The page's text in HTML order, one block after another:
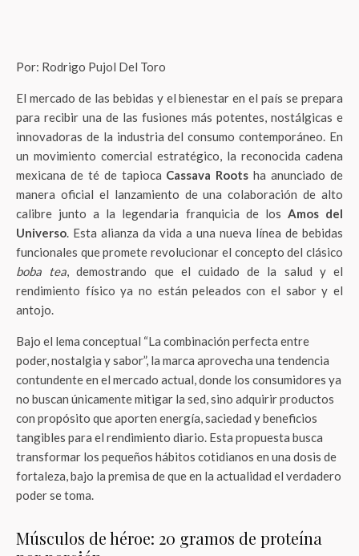
Por: Rodrigo Pujol Del Toro
El mercado de las bebidas y el bienestar en el país se prepara
para recibir una de las fusiones más potentes, nostálgicas e
innovadoras de la industria del consumo contemporáneo. En
un movimiento comercial estratégico, la reconocida cadena
mexicana de té de tapioca Cassava Roots ha anunciado de
manera oficial el lanzamiento de una colaboración de alto
calibre junto a la legendaria franquicia de los Amos del
Universo. Esta alianza da vida a una nueva línea de bebidas
funcionales que promete revolucionar el concepto del clásico
boba tea, demostrando que el cuidado de la salud y el
rendimiento físico ya no están peleados con el sabor y el
antojo.
Bajo el lema conceptual “La combinación perfecta entre
poder, nostalgia y sabor”, la marca aprovecha una tendencia
contundente en el mercado actual, donde los consumidores ya
no buscan únicamente mitigar la sed, sino adquirir productos
con propósito que aporten energía, saciedad y beneficios
tangibles para el rendimiento diario. Esta propuesta busca
transformar los pequeños hábitos cotidianos en una dosis de
fortaleza, bajo la premisa de que en la actualidad el verdadero
poder se toma.
Músculos de héroe: 20 gramos de proteína